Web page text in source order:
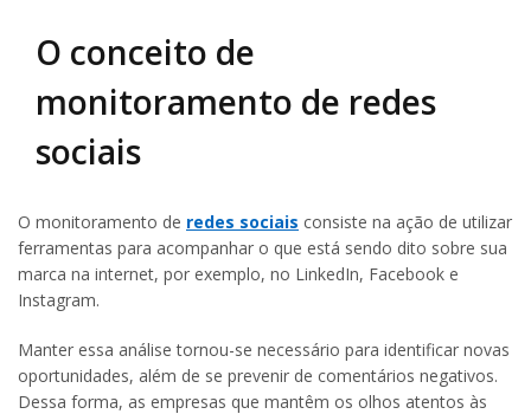
O conceito de
monitoramento de redes
sociais
O monitoramento de redes sociais consiste na ação de utilizar
ferramentas para acompanhar o que está sendo dito sobre sua
marca na internet, por exemplo, no LinkedIn, Facebook e
Instagram.
Manter essa análise tornou-se necessário para identificar novas
oportunidades, além de se prevenir de comentários negativos.
Dessa forma, as empresas que mantêm os olhos atentos às